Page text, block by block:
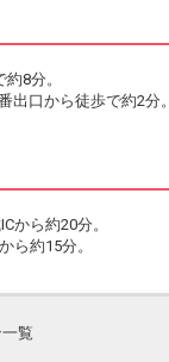
8分。
出口から徒歩で約2分。
から約20分。
ら約15分。
覧